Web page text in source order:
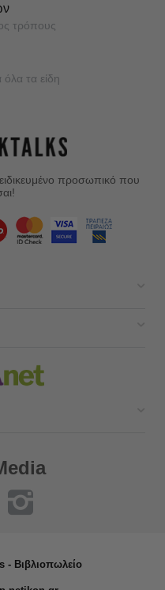
τρόπους
τα είδη
προσωπικό που
- Βιβλιοπωλείο